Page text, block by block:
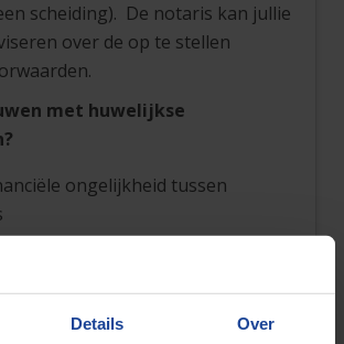
Details Over
scheiding). De notaris kan jullie
over de op te stellen
met huwelijkse
ongelijkheid tussen
van 1 van de partners
risico's (eigen bedrijf)
van familievermogen